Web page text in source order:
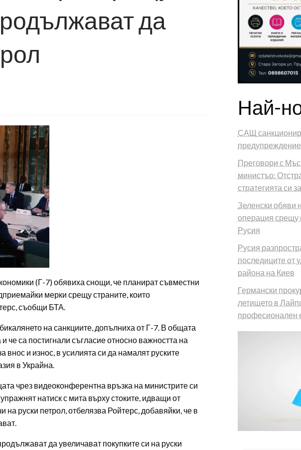
да
(Г-7) обявиха снощи, че планират съвместни
мерки срещу страните, които
съобщи БТА.
на санкциите, допълниха от Г-7. В общата
че са постигнали съгласие относно важността на
внос и износ, в усилията си да намалят руските
в Украйна.
чрез видеоконферентна връзка на министрите си
натиск с мита върху стоките, идващи от
руски петрол, отбелязва Ройтерс, добавяйки, че в
да увеличават покупките си на руски
Най-
САЩ
предупреждение
Преговори с
министър:
стратегията си
Зеленски обяви
операция срещу
Русия
Русия
последиците от
района на Киев
Германски
летището в
професионален